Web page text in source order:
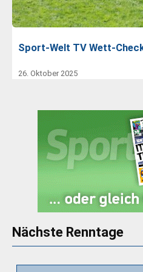
Sport-Welt TV Wett-
26. Oktober 2025
Nächste Renntage